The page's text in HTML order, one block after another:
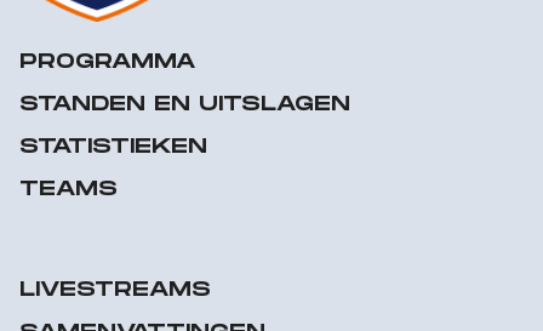
PROGRAMMA
STANDEN EN UITSLAGEN
STATISTIEKEN
TEAMS
LIVESTREAMS